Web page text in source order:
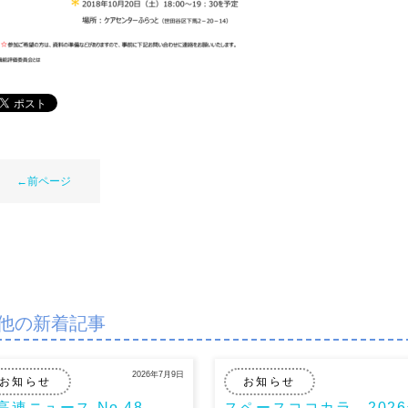
←前ページ
の新着記事
知らせ
2026年7月9日
お知らせ